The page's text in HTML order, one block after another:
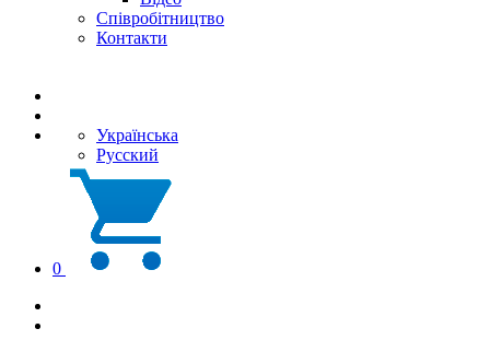
Співробітництво
Контакти
Українська
Русский
0